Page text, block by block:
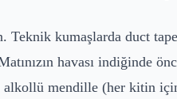
Teknik kumaşlarda duct
havası indiğinde
mendille (her kitin